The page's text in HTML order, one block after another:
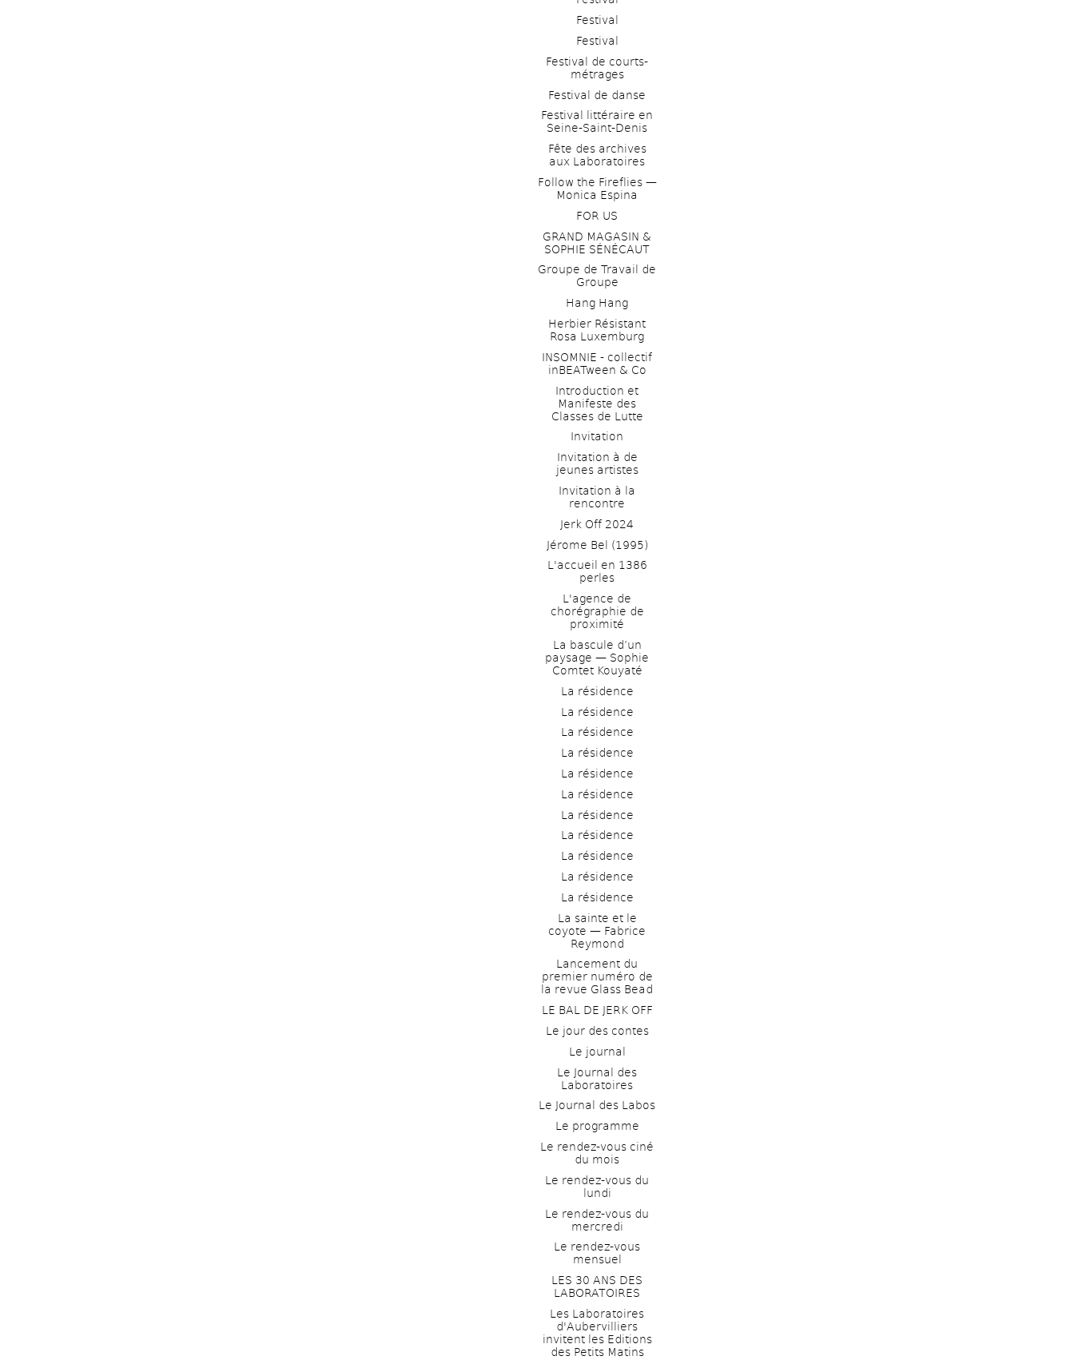
Festival
Festival
Festival de courts-
métrages
Festival de danse
Festival littéraire en
Seine-Saint-Denis
Fête des archives
aux Laboratoires
Follow the Fireflies —
Monica Espina
FOR US
GRAND MAGASIN &
SOPHIE SÉNÉCAUT
Groupe de Travail de
Groupe
Hang Hang
Herbier Résistant
Rosa Luxemburg
INSOMNIE - collectif
inBEATween & Co
Introduction et
Manifeste des
Classes de Lutte
Invitation
Invitation à de
jeunes artistes
Invitation à la
rencontre
Jerk Off 2024
Jérome Bel (1995)
L'accueil en 1386
perles
L'agence de
chorégraphie de
proximité
La bascule d’un
paysage — Sophie
Comtet Kouyaté
La résidence
La résidence
La résidence
La résidence
La résidence
La résidence
La résidence
La résidence
La résidence
La résidence
La résidence
La sainte et le
coyote — Fabrice
Reymond
Lancement du
premier numéro de
la revue Glass Bead
LE BAL DE JERK OFF
Le jour des contes
Le journal
Le Journal des
Laboratoires
Le Journal des Labos
Le programme
Le rendez-vous ciné
du mois
Le rendez-vous du
lundi
Le rendez-vous du
mercredi
Le rendez-vous
mensuel
LES 30 ANS DES
LABORATOIRES
Les Laboratoires
d'Aubervilliers
invitent les Editions
des Petits Matins